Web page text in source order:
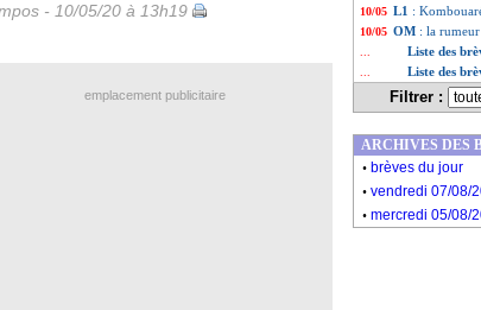
- 10/05/20 à 13h19 10/05 L1 :
10/05 OM : la
Liste des
Liste des
Filtrer :
emplacement publicitaire
ARCHIVES DES
. brèves du jour
. vendredi 07/08/
. mercredi 05/08/